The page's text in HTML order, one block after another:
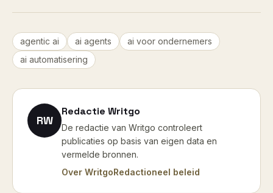
agentic ai ai agents
ai voor ondernemers
ai automatisering
RW
Redactie Writgo
De redactie van Writgo controleert
publicaties op basis van eigen data en
vermelde bronnen.
Over WritgoRedactioneel beleid